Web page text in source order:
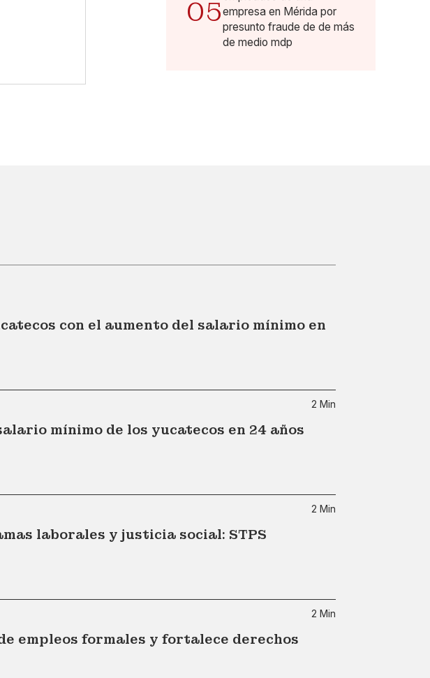
05empresa en Mérida por
presunto fraude de de más
de medio mdp
con el aumento del salario mínimo en
2 Min
mínimo de los yucatecos en 24 años
2 Min
laborales y justicia social: STPS
2 Min
empleos formales y fortalece derechos